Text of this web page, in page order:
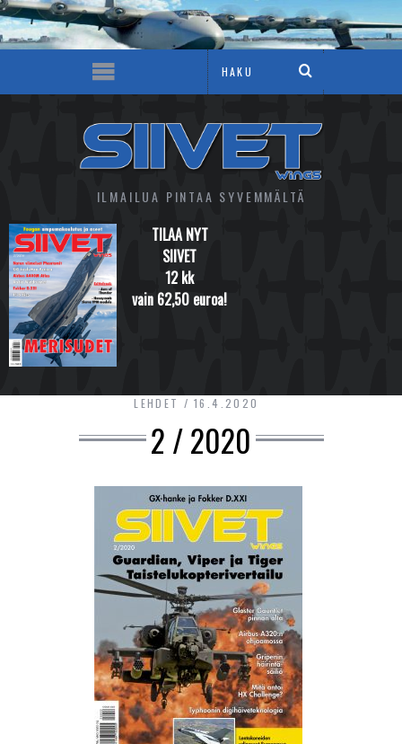
ILMAILUA PINTAA SYVEMMÄLTÄ
TILAA NYT
SIIVET
12 kk
vain 62,50 euroa!
LEHDET 16.4.2020
2 / 2020